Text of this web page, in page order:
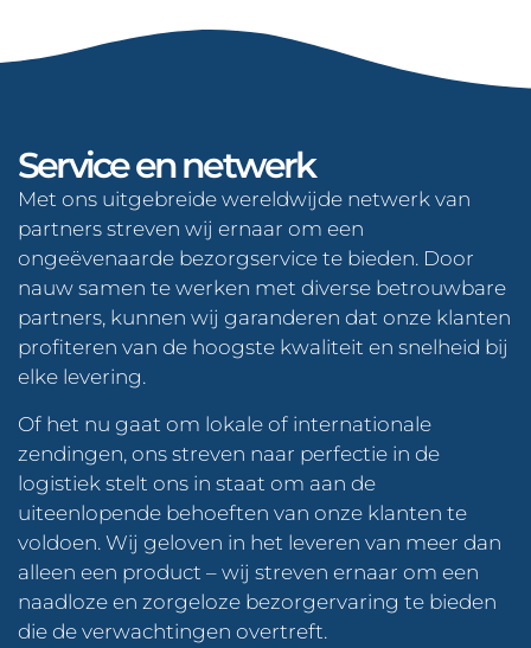
Service en netwerk
Met ons uitgebreide wereldwijde netwerk van
partners streven wij ernaar om een
ongeëvenaarde bezorgservice te bieden. Door
nauw samen te werken met diverse betrouwbare
partners, kunnen wij garanderen dat onze klanten
profiteren van de hoogste kwaliteit en snelheid bij
elke levering.
Of het nu gaat om lokale of internationale
zendingen, ons streven naar perfectie in de
logistiek stelt ons in staat om aan de
uiteenlopende behoeften van onze klanten te
voldoen. Wij geloven in het leveren van meer dan
alleen een product – wij streven ernaar om een
naadloze en zorgeloze bezorgervaring te bieden
die de verwachtingen overtreft.